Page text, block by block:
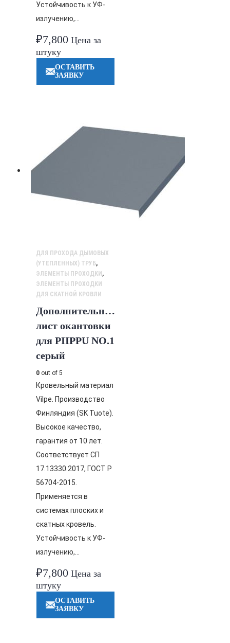
Устойчивость к УФ-
излучению,…
₽7,800 Цена за
штуку
ОСТАВИТЬ
ЗАЯВКУ
ДЛЯ ПРОХОДА ДЫМОВЫХ
(УТЕПЛЕННЫХ) ТРУБ,
ЭЛЕМЕНТЫ ПРОХОДКИ ,
ЭЛЕМЕНТЫ ПРОХОДКИ
ДЛЯ СКАТНОЙ КРОВЛИ
Дополнительный
лист окантовки
для PIIPPU NO.1
серый
0 out of 5
Кровельный материал
Vilpe. Производство
Финляндия (SK Tuote).
Высокое качество,
гарантия от 10 лет.
Соответствует СП
17.13330.2017, ГОСТ Р
56704-2015.
Применяется в
системах плоских и
скатных кровель.
Устойчивость к УФ-
излучению,…
₽7,800 Цена за
штуку
ОСТАВИТЬ
ЗАЯВКУ